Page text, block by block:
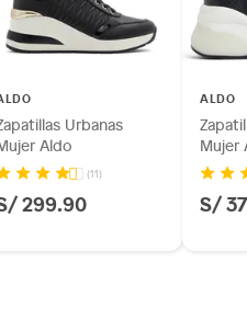
Urbanas
Aldo
(11)
299.90
ALDO
Mujer
S/